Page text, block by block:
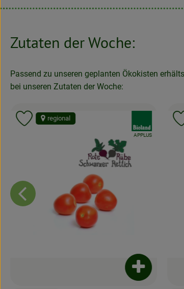
Zutaten der Woche:
Passend zu unseren geplanten Ökokisten
bei unseren Zutaten der Woche:
Produkt zum
, Kontrollstelle:
APPLUS
regional
Produkt zu Favouriten hinzufügen